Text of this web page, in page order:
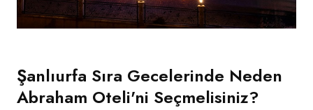
Şanlıurfa Sıra Gecelerinde Neden
Abraham Oteli'ni Seçmelisiniz?